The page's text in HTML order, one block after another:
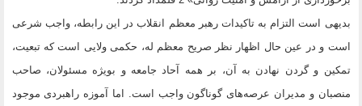
بدیهی است التزام به تاکیدات رهبر معظم انقلاب در این رابطه، واجب شرعی
است و در عین حال اظهار نظر صریح معظم له، حکمی ولایی است که تبعیت،
تمکین و گردن نهادن به آن، بر همه آحاد جامعه و بویژه مسئولان، صاحب
منصبان و مدیران عرصه‌های گوناگون واجب است. اما آموزه راهبردی موجود